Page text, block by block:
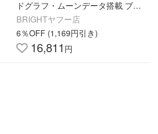
ドグラフ・ムーンデータ搭載 ブラ
ック GW-7900B-1 海外モデル
BRIGHTヤフー店
6％OFF (1,169円引き)
16,811 円